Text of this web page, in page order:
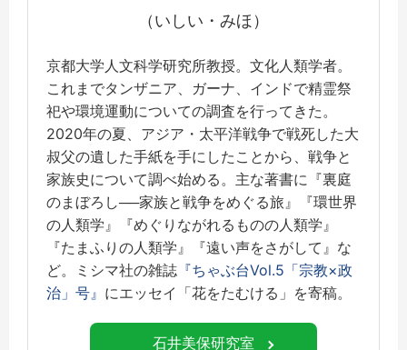
（いしい・みほ）
京都大学人文科学研究所教授。文化人類学者。
これまでタンザニア、ガーナ、インドで精霊祭
祀や環境運動についての調査を行ってきた。
2020年の夏、アジア・太平洋戦争で戦死した大
叔父の遺した手紙を手にしたことから、戦争と
家族史について調べ始める。主な著書に『裏庭
のまぼろし──家族と戦争をめぐる旅』『環世界
の人類学』『めぐりながれるものの人類学』
『たまふりの人類学』『遠い声をさがして』な
ど。ミシマ社の雑誌 『ちゃぶ台Vol.5「宗教×政
治」号』 にエッセイ「花をたむける」を寄稿。
石井美保研究室